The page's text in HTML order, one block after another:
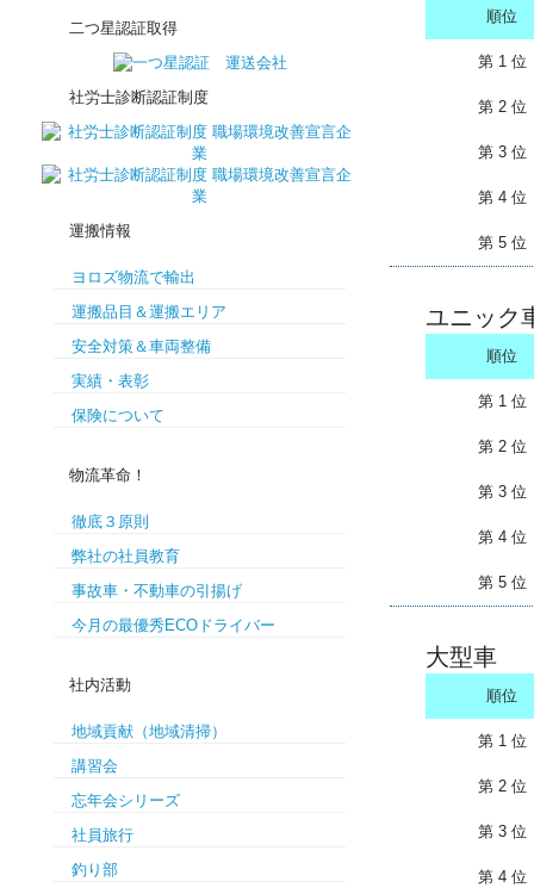
順位
第 1 位
第 2 位
第 3 位
第 4 位
第 5 位
ユニック
順位
第 1 位
第 2 位
第 3 位
第 4 位
第 5 位
大型車
順位
第 1 位
第 2 位
第 3 位
第 4 位
二つ星認証取得
社労士診断認証制度
運搬情報
ヨロズ物流で輸出
運搬品目＆運搬エリア
安全対策＆車両整備
実績・表彰
保険について
物流革命！
徹底３原則
弊社の社員教育
事故車・不動車の引揚げ
今月の最優秀ECOドライバー
社内活動
地域貢献（地域清掃）
講習会
忘年会シリーズ
社員旅行
釣り部